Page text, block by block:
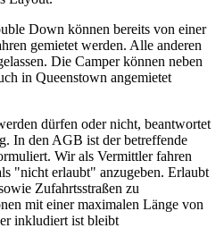
Down können bereits von einer
gemietet werden. Alle anderen
Die Camper können neben
in Queenstown angemietet
dürfen oder nicht, beantwortet
In den AGB ist der betreffende
Wir als Vermittler fahren
"nicht erlaubt" anzugeben. Erlaubt
Zufahrtsstraßen zu
mit einer maximalen Länge von
inkludiert ist bleibt